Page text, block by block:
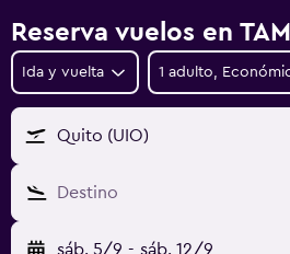
Reserva vuelos en
Ida y vuelta 1 adulto,
Quito (UIO)
Destino
sáb. 5/9 - sáb. 12/9